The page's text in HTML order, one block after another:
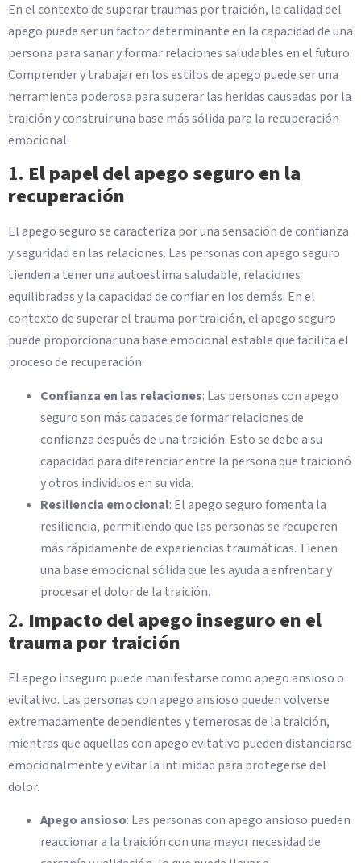
En el contexto de superar traumas por traición, la calidad del
apego puede ser un factor determinante en la capacidad de una
persona para sanar y formar relaciones saludables en el futuro.
Comprender y trabajar en los estilos de apego puede ser una
herramienta poderosa para superar las heridas causadas por la
traición y construir una base más sólida para la recuperación
emocional.
1. El papel del apego seguro en la
recuperación
El apego seguro se caracteriza por una sensación de confianza
y seguridad en las relaciones. Las personas con apego seguro
tienden a tener una autoestima saludable, relaciones
equilibradas y la capacidad de confiar en los demás. En el
contexto de superar el trauma por traición, el apego seguro
puede proporcionar una base emocional estable que facilita el
proceso de recuperación.
Confianza en las relaciones: Las personas con apego
seguro son más capaces de formar relaciones de
confianza después de una traición. Esto se debe a su
capacidad para diferenciar entre la persona que traicionó
y otros individuos en su vida.
Resiliencia emocional: El apego seguro fomenta la
resiliencia, permitiendo que las personas se recuperen
más rápidamente de experiencias traumáticas. Tienen
una base emocional sólida que les ayuda a enfrentar y
procesar el dolor de la traición.
2. Impacto del apego inseguro en el
trauma por traición
El apego inseguro puede manifestarse como apego ansioso o
evitativo. Las personas con apego ansioso pueden volverse
extremadamente dependientes y temerosas de la traición,
mientras que aquellas con apego evitativo pueden distanciarse
emocionalmente y evitar la intimidad para protegerse del
dolor.
Apego ansioso: Las personas con apego ansioso pueden
reaccionar a la traición con una mayor necesidad de